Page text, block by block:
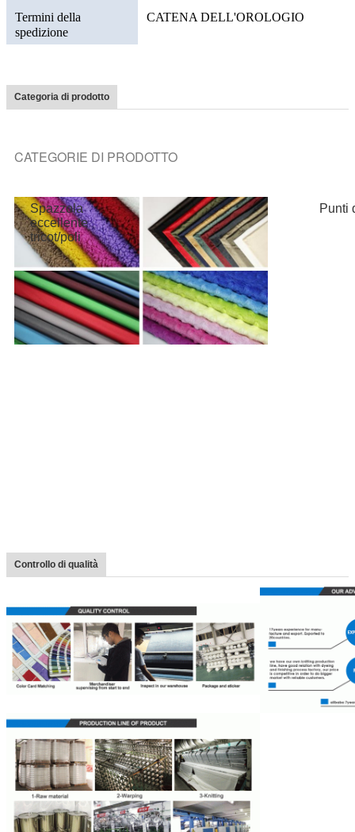
Termini della
spedizione
CATENA DELL'OROLOGIO
Categoria di prodotto
CATEGORIE DI PRODOTTO
Tessuto della
Spazzola
eccellente
tricot/poli
Punti
Controllo di qualità